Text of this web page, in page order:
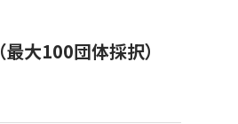
大100団体採択）